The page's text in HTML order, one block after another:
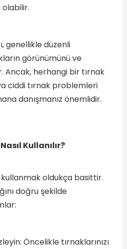
olabilir.
genellikle düzenli
görünümünü ve
Ancak, herhangi bir tırnak
ciddi tırnak problemleri
danışmanız önemlidir.
Kullanılır?
kullanmak oldukça basittir.
doğru şekilde
Öncelikle tırnaklarınızı